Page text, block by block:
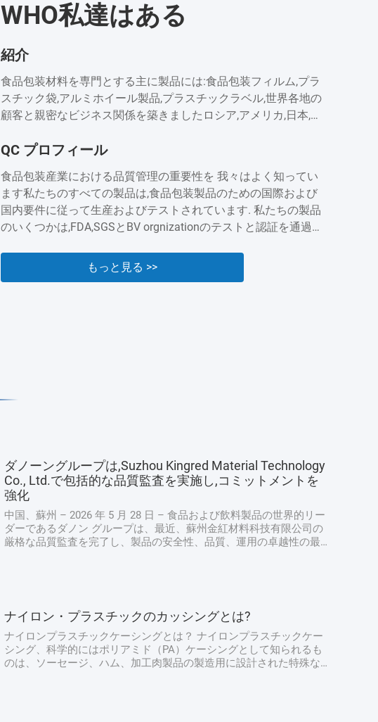
WHO私達はある
紹介
食品包装材料を専門とする主に製品には:食品包装フィルム,プラ
スチック袋,アルミホイール製品,プラスチックラベル,世界各地の
顧客と親密なビジネス関係を築きましたロシア,アメリカ,日本,カ
より,キングレッドは評判と業界での存在を得ました現在では,顧
するために...
QC プロフィール
食品包装産業における品質管理の重要性を 我々はよく知ってい
ます私たちのすべての製品は,食品包装製品のための国際および
国内要件に従って生産およびテストされています. 私たちの製品
のいくつかは,FDA,SGSとBV orgnizationのテストと認証を通過し
っています.私たちは,私たちの製品の品質を保証するために絶え
間ない努力をすることに 準備ができています....
もっと見る >>
ダノーングループは,Suzhou Kingred Material Technology
Co., Ltd.で包括的な品質監査を実施し,コミットメントを
強化
中国、蘇州 – 2026 年 5 月 28 日 – 食品および飲料製品の世界的リー
ダーであるダノン グループは、最近、蘇州金紅材料科技有限公司の
厳格な品質監査を完了し、製品の安全性、品質、運用の卓越性の最
を確保しました。 厳格な衛生および安全プロトコル: 最優先事項 監
査は、施設の衛生および安全対策の徹底的なレビューから始まりま
した。ダノンのチームは、手洗い...
ナイロン・プラスチックのカッシングとは?
ナイロンプラスチックケーシングとは？ ナイロンプラスチックケー
シング、科学的にはポリアミド（PA）ケーシングとして知られるも
のは、ソーセージ、ハム、加工肉製品の製造用に設計された特殊な